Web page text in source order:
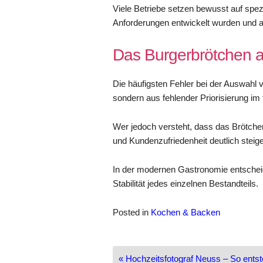
Viele Betriebe setzen bewusst auf
Anforderungen entwickelt wurden und
Das Burgerbrötchen
Die häufigsten Fehler bei der Auswahl
sondern aus fehlender Priorisierung
Wer jedoch versteht, dass das
und Kundenzufriedenheit deutlich
In der modernen Gastronomie
Stabilität jedes einzelnen Bestandteils.
Posted in Kochen & Backen
Beitragsnavigation
« Hochzeitsfotograf Neuss – So